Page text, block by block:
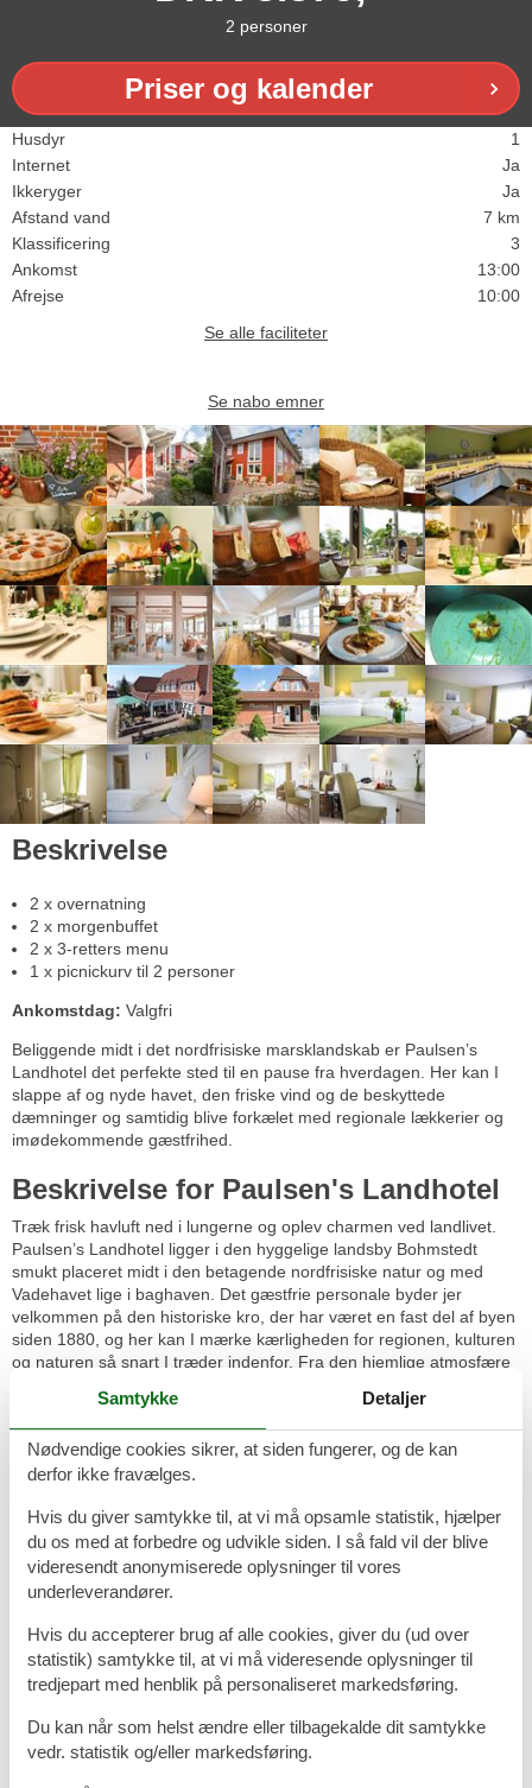
2 personer
Priser og kalender
Husdyr
1
Internet
Ja
Ikkeryger
Ja
Afstand vand
7 km
Klassificering
3
Ankomst
13:00
Afrejse
10:00
Se alle faciliteter
Se nabo emner
Beskrivelse
2 x overnatning
2 x morgenbuffet
2 x 3-retters menu
1 x picnickurv til 2 personer
Ankomstdag: Valgfri
Beliggende midt i det nordfrisiske marsklandskab er Paulsen’s
Landhotel det perfekte sted til en pause fra hverdagen. Her kan I
slappe af og nyde havet, den friske vind og de beskyttede
dæmninger og samtidig blive forkælet med regionale lækkerier og
imødekommende gæstfrihed.
Beskrivelse for Paulsen's Landhotel
Træk frisk havluft ned i lungerne og oplev charmen ved landlivet.
Paulsen’s Landhotel ligger i den hyggelige landsby Bohmstedt
smukt placeret midt i den betagende nordfrisiske natur og med
Vadehavet lige i baghaven. Det gæstfrie personale byder jer
velkommen på den historiske kro, der har været en fast del af byen
siden 1880, og her kan I mærke kærligheden for regionen, kulturen
og naturen så snart I træder indenfor. Fra den hjemlige atmosfære
tvivl om at Paulsen’s Landhotel sætter pris på sine gæster og
omgivelser. Hotellet ligger blot ca. 40 km fra den dansk-tyske
grænse.
De lyse værelser er hyggeligt indrettet med dobbeltseng, skrivebord
og lænestol. Værelserne er på 23m² og har bl.a. radio, fladskærms-
TV med satellit og gratis internet samt et badeværelse med toilet,
bruser, stort spejl og føntørre. De fleste værelser har udsigt over
det flade marskland med sortbrogede køer og hårdføre marskfår.
Restauranten
Efter en dag fyldt med naturoplevelser og landlig charme kan I se
frem til at få forkælet både gane og smagsløg i hotellets hyggelige
den dejlige udestue, hvor udsigten over det idylliske landskab
følger gratis med. I sommerperioden er der stole og borde på den
Samtykke Detaljer
Nødvendige cookies sikrer, at siden fungerer, og de kan
derfor ikke fravælges.
Hvis du giver samtykke til, at vi må opsamle statistik, hjælper
du os med at forbedre og udvikle siden. I så fald vil der blive
videresendt anonymiserede oplysninger til vores
underleverandører.
Hvis du accepterer brug af alle cookies, giver du (ud over
statistik) samtykke til, at vi må videresende oplysninger til
tredjepart med henblik på personaliseret markedsføring.
Du kan når som helst ændre eller tilbagekalde dit samtykke
vedr. statistik og/eller markedsføring.